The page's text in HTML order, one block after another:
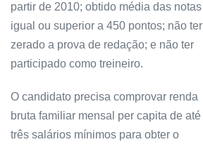
partir de 2010; obtido média das notas
igual ou superior a 450 pontos; não ter
zerado a prova de redação; e não ter
participado como treineiro.
O candidato precisa comprovar renda
bruta familiar mensal per capita de até
três salários mínimos para obter o